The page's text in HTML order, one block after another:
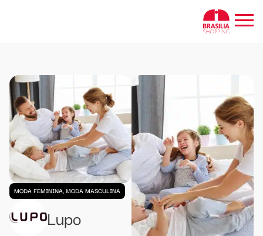
MODA FEMININA, MODA MASCULINA
Lupo